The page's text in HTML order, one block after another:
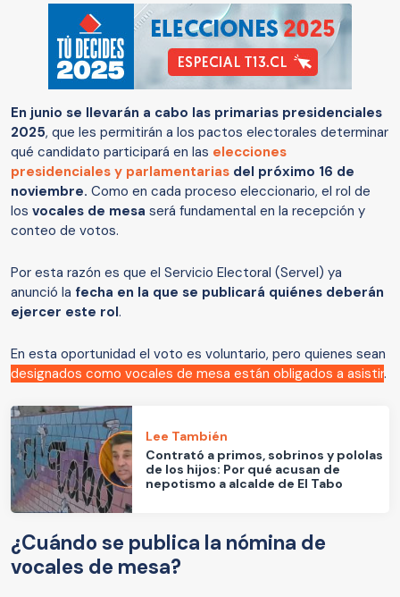
En junio se llevarán a cabo las primarias presidenciales
2025, que les permitirán a los pactos electorales determinar
qué candidato participará en las elecciones
presidenciales y parlamentarias del próximo 16 de
noviembre. Como en cada proceso eleccionario, el rol de
los vocales de mesa será fundamental en la recepción y
conteo de votos.
Por esta razón es que el Servicio Electoral (Servel) ya
anunció la fecha en la que se publicará quiénes deberán
ejercer este rol.
En esta oportunidad el voto es voluntario, pero quienes sean
designados como vocales de mesa están obligados a asistir.
Lee También
Contrató a primos, sobrinos y pololas
de los hijos: Por qué acusan de
nepotismo a alcalde de El Tabo
¿Cuándo se publica la nómina de
vocales de mesa?